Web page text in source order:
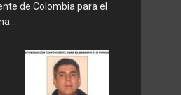
de Colombia para el